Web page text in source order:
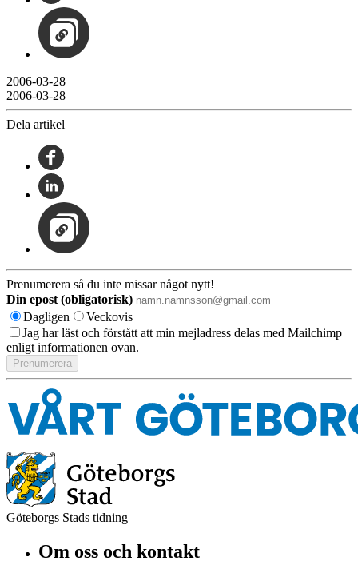
2006-03-28
2006-03-28
Dela artikel
Prenumerera så du inte missar något nytt!
Din epost (obligatorisk)
Dagligen
Veckovis
Jag har läst och förstått att min mejladress delas med Mailchimp
enligt informationen ovan.
Göteborgs Stads tidning
Om oss och kontakt